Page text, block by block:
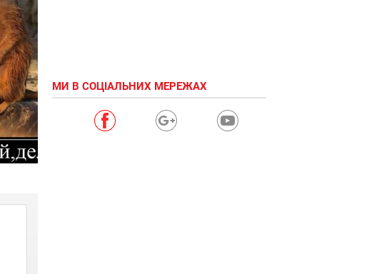
МИ В СОЦІАЛЬНИХ МЕРЕЖАХ